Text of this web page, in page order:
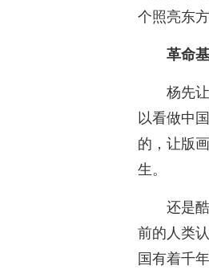
个照亮东
革命
杨先
以看做中
的，让版
生。
还是
前的人类
国有着千